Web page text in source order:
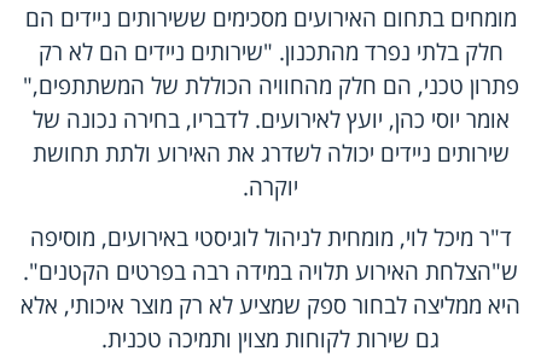
מומחים בתחום האירועים מסכימים ששירותים ניידים הם
חלק בלתי נפרד מהתכנון. "שירותים ניידים הם לא רק
פתרון טכני, הם חלק מהחוויה הכוללת של המשתתפים,"
אומר יוסי כהן, יועץ לאירועים. לדבריו, בחירה נכונה של
שירותים ניידים יכולה לשדרג את האירוע ולתת תחושת
יוקרה.
ד"ר מיכל לוי, מומחית לניהול לוגיסטי באירועים, מוסיפה
ש"הצלחת האירוע תלויה במידה רבה בפרטים הקטנים".
היא ממליצה לבחור ספק שמציע לא רק מוצר איכותי, אלא
גם שירות לקוחות מצוין ותמיכה טכנית.